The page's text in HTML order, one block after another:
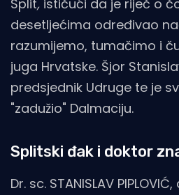
Split, ističući da je riječ o
desetljećima određivao
razumijemo, tumačimo i
juga Hrvatske. Šjor
predsjednik Udruge te je
"zadužio" Dalmaciju.
Splitski đak i doktor
Dr. sc. STANISLAV